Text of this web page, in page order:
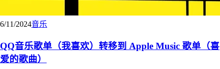
6/11/2024音乐
QQ音乐歌单（我喜欢）转移到 Apple Music 歌单（喜
爱的歌曲）